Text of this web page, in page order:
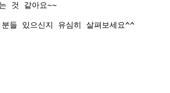
것 같아요~~
들 있으신지 유심히 살펴보세요^^